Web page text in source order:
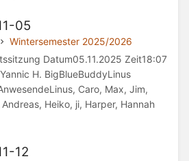
05
Wintersemester 2025/2026
Datum05.11.2025 Zeit18:07
H. BigBlueBuddyLinus
Caro, Max, Jim,
Heiko, ji, Harper, Hannah
12